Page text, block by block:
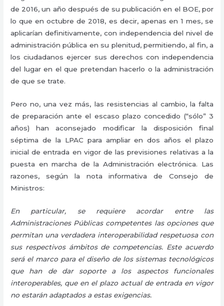
de 2016, un año después de su publicación en el BOE, por
lo que en octubre de 2018, es decir, apenas en 1 mes, se
aplicarían definitivamente, con independencia del nivel de
administración pública en su plenitud, permitiendo, al fin, a
los ciudadanos ejercer sus derechos con independencia
del lugar en el que pretendan hacerlo o la administración
de que se trate.
Pero no, una vez más, las resistencias al cambio, la falta
de preparación ante el escaso plazo concedido (“sólo” 3
años) han aconsejado modificar la disposición final
séptima de la LPAC para ampliar en dos años el plazo
inicial de entrada en vigor de las previsiones relativas a la
puesta en marcha de la Administración electrónica. Las
razones, según la nota informativa de Consejo de
Ministros:
En particular, se requiere acordar entre las
Administraciones Públicas competentes las opciones que
permitan una verdadera interoperabilidad respetuosa con
sus respectivos ámbitos de competencias. Este acuerdo
será el marco para el diseño de los sistemas tecnológicos
que han de dar soporte a los aspectos funcionales
interoperables, que en el plazo actual de entrada en vigor
no estarán adaptados a estas exigencias.